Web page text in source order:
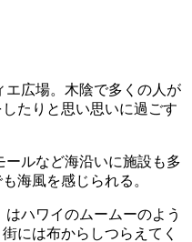
広場。木陰で多くの人が
たりと思い思いに過ごす
ルなど海沿いに施設も多
海風を感じられる。
ハワイのムームーのよう
には布からしつらえてく